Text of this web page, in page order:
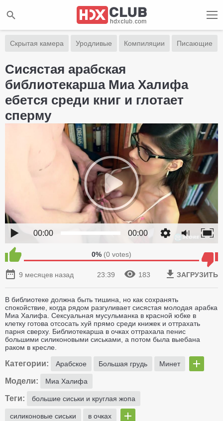
Скрытая камера Уродливые Компиляции Писающие
Сисястая арабская
библиотекарша Миа Халифа
ебется среди книг и глотает
сперму
00:00 00:00
0% (0 votes)
9 месяцев назад 23:39 183 ЗАГРУЗИТЬ
В библиотеке должна быть тишина, но как сохранять
спокойствие, когда рядом разгуливает сисястая молодая арабка
Миа Халифа. Сексуальная мусульманка в красной юбке в
клетку готова отсосать хуй прямо среди книжек и оттрахать
парня сверху. Библиотекарша в очках оттрахала пенис
большими силиконовыми сиськами, а потом была выебана
раком в кресле.
Категории: Арабское Большая грудь Минет
Модели: Миа Халифа
Теги: большие сиськи и круглая жопа
силиконовые сиськи в очках